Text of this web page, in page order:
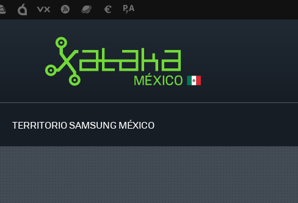
TERRITORIO SAMSUNG MÉXICO